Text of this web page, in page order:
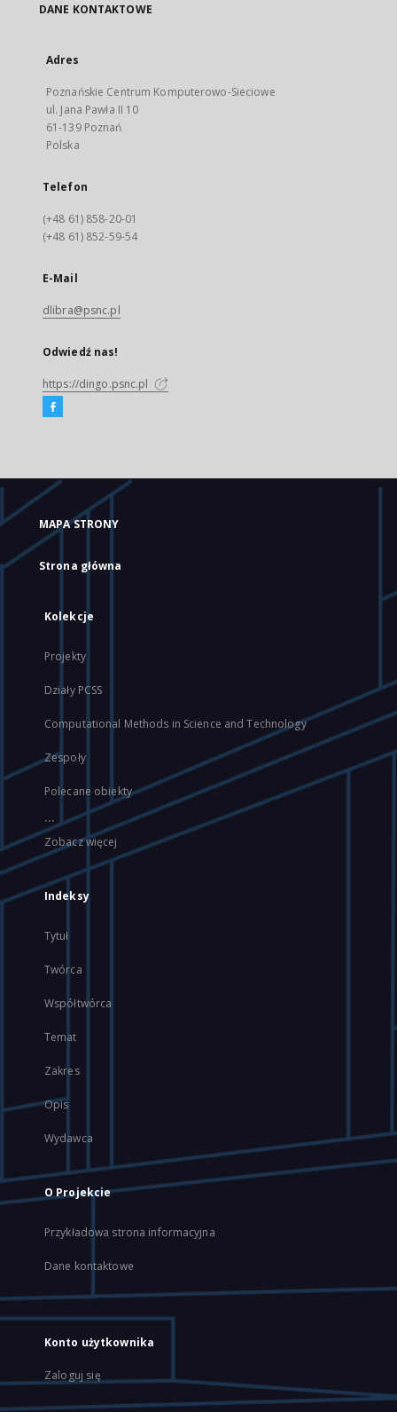
DANE KONTAKTOWE
Adres
Poznańskie Centrum Komputerowo-Sieciowe
ul. Jana Pawła II 10
61-139 Poznań
Polska
Telefon
(+48 61) 858-20-01
(+48 61) 852-59-54
E-Mail
dlibra@psnc.pl
Odwiedź nas!
https://dingo.psnc.pl
MAPA STRONY
Strona główna
Kolekcje
Projekty
Działy PCSS
Computational Methods in Science and Technology
Zespoły
Polecane obiekty
...
Zobacz więcej
Indeksy
Tytuł
Twórca
Współtwórca
Temat
Zakres
Opis
Wydawca
O Projekcie
Przykładowa strona informacyjna
Dane kontaktowe
Konto użytkownika
Zaloguj się